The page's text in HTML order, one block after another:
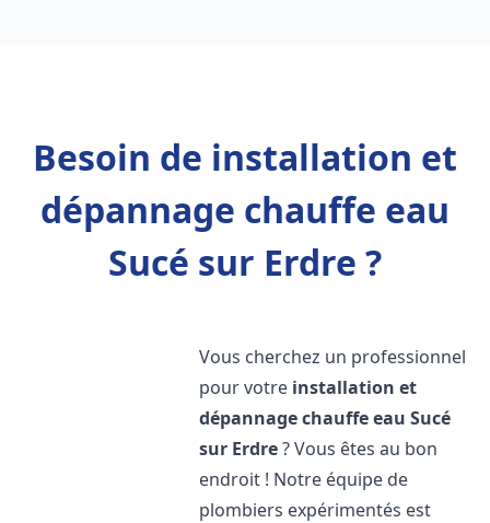
Besoin de installation et
dépannage chauffe eau
Sucé sur Erdre ?
Vous cherchez un professionnel
pour votre installation et
dépannage chauffe eau Sucé
sur Erdre? Vous êtes au bon
endroit ! Notre équipe de
plombiers expérimentés est